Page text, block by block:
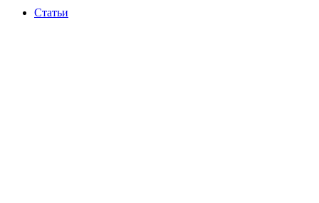
Статьи